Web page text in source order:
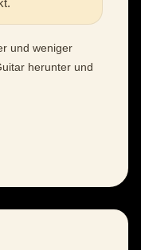
und weniger
herunter und